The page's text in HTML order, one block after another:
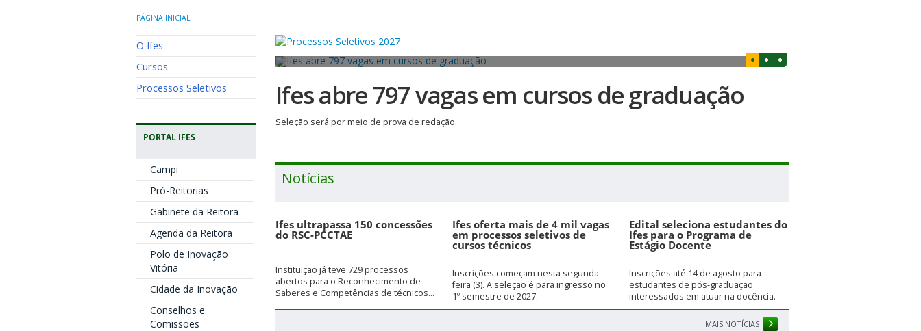
PÁGINA INICIAL
O Ifes
Cursos
Processos Seletivos
PORTAL IFES
Campi
Pró-Reitorias
Gabinete da Reitora
Agenda da Reitora
Polo de Inovação
Vitória
Cidade da Inovação
Conselhos e
Comissões
Ifes abre 797 vagas em cursos de graduação
Seleção será por meio de prova de redação.
Notícias
Ifes ultrapassa 150 concessões
do RSC-PCCTAE
Instituição já teve 729 processos
abertos para o Reconhecimento de
Saberes e Competências de técnicos...
Ifes oferta mais de 4 mil vagas
em processos seletivos de
cursos técnicos
Inscrições começam nesta segunda-
feira (3). A seleção é para ingresso no
1º semestre de 2027.
Edital seleciona estudantes do
Ifes para o Programa de
Estágio Docente
Inscrições até 14 de agosto para
estudantes de pós-graduação
interessados em atuar na docência.
MAIS NOTÍCIAS